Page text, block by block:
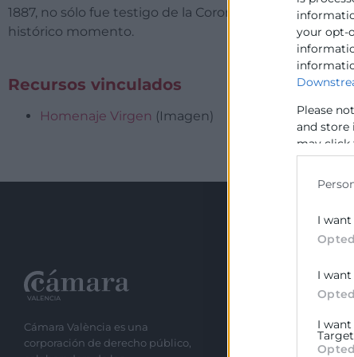
your opt-
Please
and store
may click
data for
I
I
I
1887, no sólo fue testigo de la Coronación en 1922,
histórico momento.
Recursos vinculados
Homenaje Virgen (Imagen)
Cámara València es una
corporación de derecho público,
Recursos
Sobre la